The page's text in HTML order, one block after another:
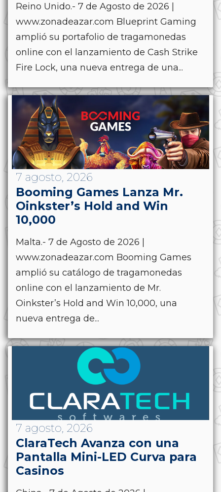
Reino Unido.- 7 de Agosto de 2026 |
www.zonadeazar.com Blueprint Gaming
amplió su portafolio de tragamonedas
online con el lanzamiento de Cash Strike
Fire Lock, una nueva entrega de una...
7 agosto, 2026
Booming Games Lanza Mr.
Oinkster’s Hold and Win
10,000
Malta.- 7 de Agosto de 2026 |
www.zonadeazar.com Booming Games
amplió su catálogo de tragamonedas
online con el lanzamiento de Mr.
Oinkster’s Hold and Win 10,000, una
nueva entrega de...
7 agosto, 2026
ClaraTech Avanza con una
Pantalla Mini-LED Curva para
Casinos